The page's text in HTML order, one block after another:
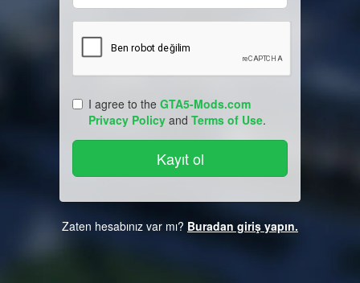
I agree to the GTA5-Mods.com
Privacy Policy and Terms of Use.
Zaten hesabınız var mı? Buradan giriş yapın.